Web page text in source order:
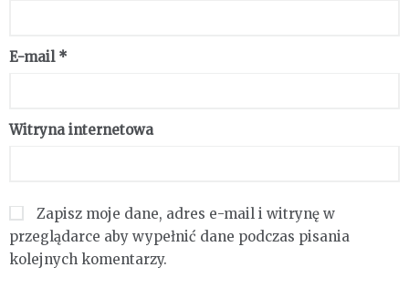
E-mail *
Witryna internetowa
Zapisz moje dane, adres e-mail i witrynę w
przeglądarce aby wypełnić dane podczas pisania
kolejnych komentarzy.